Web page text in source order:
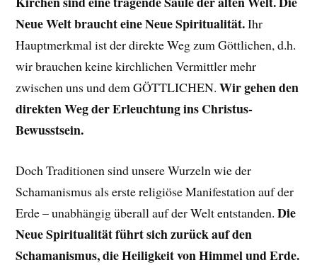
Neue Welt braucht eine Neue Spiritualität.Ihr
Hauptmerkmal ist der direkte Weg zum Göttlichen, d.h.
wir brauchen keine kirchlichen Vermittler mehr
zwischen uns und dem GÖTTLICHEN.Wir gehen den
direkten Weg der Erleuchtung ins Christus-
Bewusstsein.
Doch Traditionen sind unsere Wurzeln wie der
Schamanismus als erste religiöse Manifestation auf der
Erde – unabhängig überall auf der Welt entstanden.Die
Neue Spiritualität führt sich zurück auf den
Schamanismus, die Heiligkeit von Himmel und Erde.